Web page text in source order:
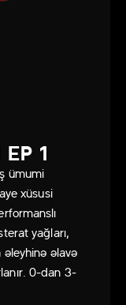
1
ümumi
xüsusi
yağları,
əleyhinə əlavə
0-dan 3-